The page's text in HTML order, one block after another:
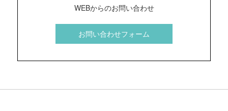
WEBからのお問い合わせ
お問い合わせフォーム